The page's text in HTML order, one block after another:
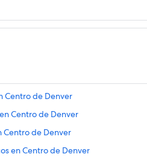
Centro de Denver
Centro de Denver
Centro de Denver
en Centro de Denver